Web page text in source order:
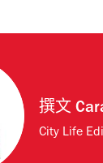
撰文
City Life